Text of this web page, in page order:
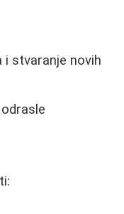
i stvaranje novih